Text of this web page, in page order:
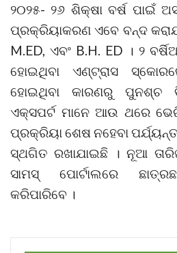
୨୦୨୫- ୨୬ ଶିକ୍ଷା ବର୍ଷ ପାଇଁ
ପ୍ରକ୍ରିୟାକରଣ ଏବେ ବନ୍ଦ
M.ED, ଏବଂ B.H. ED । ୨
ହୋଇଥିବା ଏଣ୍ଟ୍ରାସ
ହୋଇଥିବା କାରଣରୁ ପୁନଶ୍ଚ
ଏକ୍ସପର୍ଟ ମାନେ ଆଉ ଥରେ
ପ୍ରକ୍ରିୟା ଶେଷ ନହେବା
ସ୍ଥଗିତ ରଖାଯାଇଛି । ନୂଆ
ସାମସ୍‍ ପୋର୍ଟାଲରେ
କରିପାରିବେ ।